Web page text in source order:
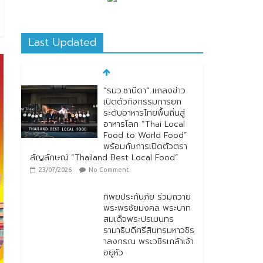
Last Updated
“รมว.ซาบีดา” แถลงข่าว
เปิดตัวกิจกรรมการยก
ระดับอาหารไทยพื้นถิ่นสู่
อาหารโลก “Thai Local
Food to World Food”
พร้อมกับการเปิดตัวตรา
สัญลักษณ์ “Thailand Best Local Food”
23/07/2026 No Comment
ทิพยประกันภัย ร่วมถวาย
พระพรชัยมงคล พระบาท
สมเด็จพระปรเมนทร
รามาธิบดีศรีสินทรมหาวชิร
าลงกรณ พระวชิรเกล้าเจ้า
อยู่หัว